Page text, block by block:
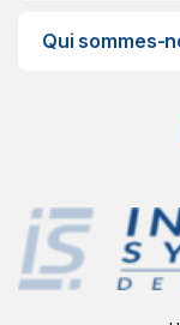
Qui sommes-